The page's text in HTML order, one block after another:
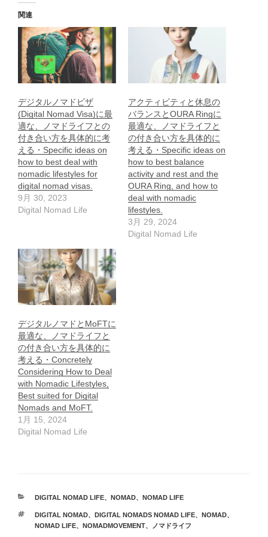
関連
デジタルノマドビザ
(Digital Nomad Visa)に最
適な、ノマドライフとの
付き合い方を具体的に考
える・Specific ideas on
how to best deal with
nomadic lifestyles for
digital nomad visas.
9月 30, 2023
Digital Nomad Life
アクティビティと休息の
バランスとOURA Ringに
最適な、ノマドライフと
の付き合い方を具体的に
考える・Specific ideas on
how to best balance
activity and rest and the
OURA Ring, and how to
deal with nomadic
lifestyles.
3月 29, 2024
Digital Nomad Life
デジタルノマドとMoFTに
最適な、ノマドライフと
の付き合い方を具体的に
考える・Concretely
Considering How to Deal
with Nomadic Lifestyles,
Best suited for Digital
Nomads and MoFT.
1月 15, 2024
Digital Nomad Life
カ
ゴ
リ
DIGITAL NOMAD LIFE、 NOMAD、 NOMAD LIFE
タ
グ
DIGITAL NOMAD、 DIGITAL NOMADS NOMAD LIFE、 NOMAD、
NOMAD LIFE、 NOMADMOVEMENT、 ノマドライフ